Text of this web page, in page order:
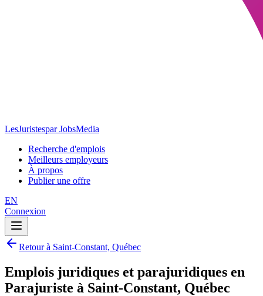
LesJuristespar JobsMedia
Recherche d'emplois
Meilleurs employeurs
À propos
Publier une offre
EN
Connexion
Retour à Saint-Constant, Québec
Emplois juridiques et parajuridiques en
Parajuriste à Saint-Constant, Québec